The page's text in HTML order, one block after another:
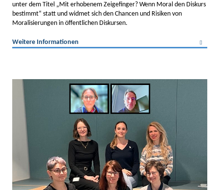
unter dem Titel „Mit erhobenem Zeigefinger? Wenn Moral den Diskurs
bestimmt“ statt und widmet sich den Chancen und Risiken von
Moralisierungen in öffentlichen Diskursen.
Weitere Informationen